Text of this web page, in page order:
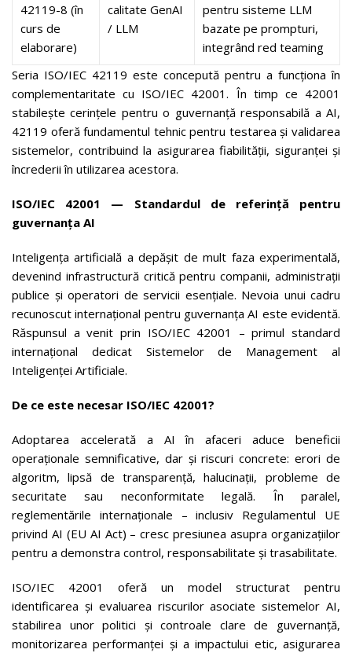
42119-8 (în
curs de
elaborare)
calitate GenAI
/ LLM
pentru sisteme LLM
bazate pe prompturi,
integrând red teaming
Seria ISO/IEC 42119 este concepută pentru a funcționa în
complementaritate cu ISO/IEC 42001. În timp ce 42001
stabilește cerințele pentru o guvernanță responsabilă a AI,
42119 oferă fundamentul tehnic pentru testarea și validarea
sistemelor, contribuind la asigurarea fiabilității, siguranței și
încrederii în utilizarea acestora.
ISO/IEC 42001 — Standardul de referință pentru
guvernanța AI
Inteligența artificială a depășit de mult faza experimentală,
devenind infrastructură critică pentru companii, administrații
publice și operatori de servicii esențiale. Nevoia unui cadru
recunoscut internațional pentru guvernanța AI este evidentă.
Răspunsul a venit prin ISO/IEC 42001 – primul standard
internațional dedicat Sistemelor de Management al
Inteligenței Artificiale.
De ce este necesar ISO/IEC 42001?
Adoptarea accelerată a AI în afaceri aduce beneficii
operaționale semnificative, dar și riscuri concrete: erori de
algoritm, lipsă de transparență, halucinații, probleme de
securitate sau neconformitate legală. În paralel,
reglementările internaționale – inclusiv Regulamentul UE
privind AI (EU AI Act) – cresc presiunea asupra organizațiilor
pentru a demonstra control, responsabilitate și trasabilitate.
ISO/IEC 42001 oferă un model structurat pentru
identificarea și evaluarea riscurilor asociate sistemelor AI,
stabilirea unor politici și controale clare de guvernanță,
monitorizarea performanței și a impactului etic, asigurarea